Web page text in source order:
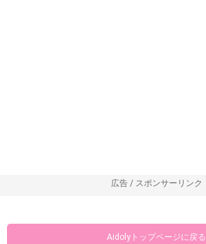
広告 / スポンサーリンク
Aidolyトップページに戻る